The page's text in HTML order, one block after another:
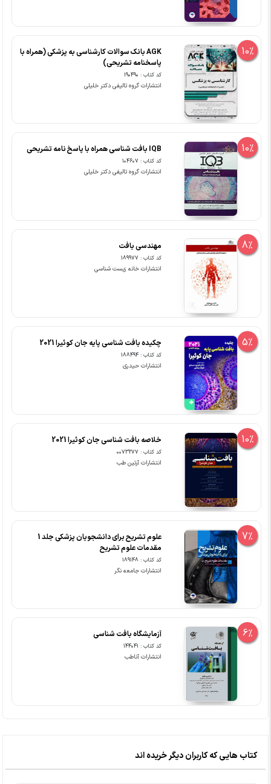
10%
AGK بانک سوالات کارشناسی به پزشکی (همراه با
پاسخنامه تشریحی)
کد کتاب : 190490
انتشارات گروه تالیفی دکتر خلیلی
10% IQB بافت شناسی همراه با پاسخ نامه تشریحی
کد کتاب : 104607
انتشارات گروه تالیفی دکتر خلیلی
8% مهندسی بافت
کد کتاب : 189977
انتشارات خانه زیست شناسی
5% چکیده بافت شناسی پایه جان کوئیرا 2021
کد کتاب : 188494
انتشارات حیدری
10% خلاصه بافت شناسی جان کوئیرا 2021
کد کتاب : 0073277
انتشارات آرتین طب
7%
علوم تشریح برای دانشجویان پزشکی جلد 1
مقدمات علوم تشریح
کد کتاب : 189148
انتشارات جامعه نگر
6% آزمایشگاه بافت شناسی
کد کتاب : 144041
انتشارات آناطب
کتاب هایی که کاربران دیگر خریده اند